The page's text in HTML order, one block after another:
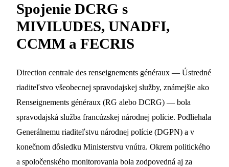
Spojenie DCRG s
MIVILUDES, UNADFI,
CCMM a FECRIS
Direction centrale des renseignements généraux — Ústredné
riaditeľstvo všeobecnej spravodajskej služby, známejšie ako
Renseignements généraux (RG alebo DCRG) — bola
spravodajská služba francúzskej národnej polície. Podliehala
Generálnemu riaditeľstvu národnej polície (DGPN) a v
konečnom dôsledku Ministerstvu vnútra. Okrem politického
a spoločenského monitorovania bola zodpovedná aj za